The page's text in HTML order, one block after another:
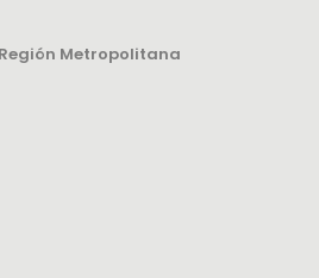
Metropolitana